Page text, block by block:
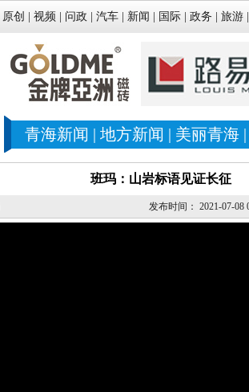
原创 视频 问政 汽车 新闻 国际 政务 旅游
青海新闻 | 地方新闻 | 美丽青海 |
班玛：山岩标语见证长征
发布时间： 2021-07-08